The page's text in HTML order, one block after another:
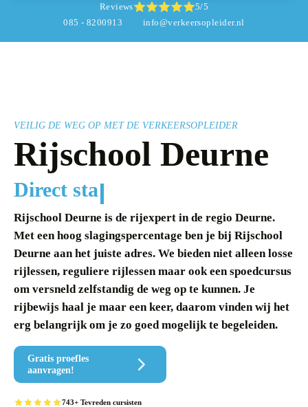
Reviews
5/5
085 - 8200913
info@verkeersopleider.nl
VEILIG DE WEG OP MET DE VERKEERSOPLEIDER
Rijschool Deurne
Geen
Rijschool Deurne is de rijexpert in de regio Deurne.
Met een hoog slagingspercentage ben je bij Rijschool
Deurne aan het juiste adres. We bieden niet alleen losse
rijlessen, reguliere rijlessen maar ook een spoedcursus
om versneld zelfstandig de weg op te kunnen. Je
rijbewijs haal je maar een keer, daarom vinden wij het
erg belangrijk om je zo goed mogelijk te begeleiden.
Gratis proefles
aanvragen!
743+ Tevreden cursisten